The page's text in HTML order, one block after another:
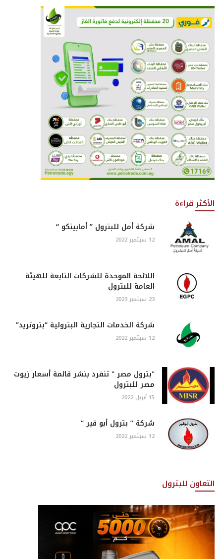
الأكثر قراءة
شركة أمل للبترول ” أمابيتكو “
12 سبتمبر 2022
اللائحة الموحدة للشركات التابعة للهيئة
العامة للبترول
23 سبتمبر 2023
شركة الخدمات التجارية البترولية “بتروتريد”
12 سبتمبر 2022
"بترول مصر " تنفرد بنشر قائمة أسعار زيوت
مصر للبترول
15 أبريل 2022
شركة ” بترول أبو قير “
12 سبتمبر 2022
التعاون للبترول